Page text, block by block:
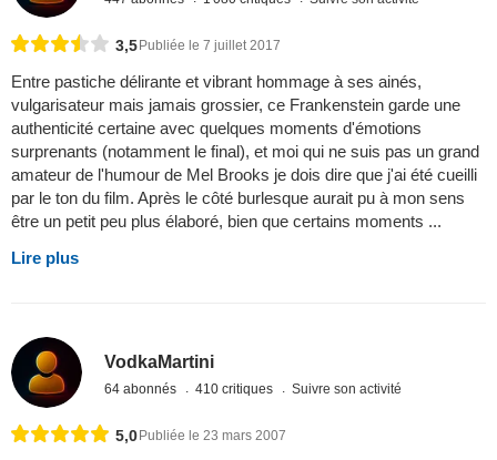
3,5Publiée le 7 juillet 2017
Entre pastiche délirante et vibrant hommage à ses ainés,
vulgarisateur mais jamais grossier, ce Frankenstein garde une
authenticité certaine avec quelques moments d'émotions
surprenants (notamment le final), et moi qui ne suis pas un grand
amateur de l'humour de Mel Brooks je dois dire que j'ai été cueilli
par le ton du film. Après le côté burlesque aurait pu à mon sens
être un petit peu plus élaboré, bien que certains moments ...
Lire plus
VodkaMartini
64 abonnés 410 critiques Suivre son activité
5,0 Publiée le 23 mars 2007